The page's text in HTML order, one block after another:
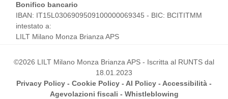
Bonifico bancario
IBAN: IT15L0306909509100000069345 - BIC: BCITITMM
intestato a:
LILT Milano Monza Brianza APS
©2026 LILT Milano Monza Brianza APS - Iscritta al RUNTS dal
18.01.2023
Privacy Policy - Cookie Policy - AI Policy - Accessibilità -
Agevolazioni fiscali - Whistleblowing